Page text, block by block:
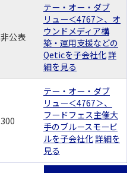
非公表
テー・オー・ダブ
リュー＜4767＞、オ
ウンドメディア構
築・運用支援などの
Qeticを子会社化詳
細を見る
300
テー・オー・ダブ
リュー＜4767＞、
フードフェス主催大
手のブルースモービ
ルを子会社化詳細を
見る